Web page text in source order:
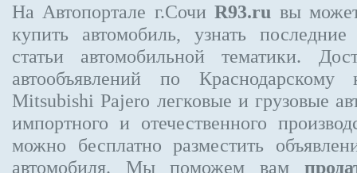
На Автопортале г.СочиR93.ru вы
купить автомобиль, узнать
статьи автомобильной тематики.
автообъявлений по
Mitsubishi Pajero легковые и грузовые
импортного и отечественного
можно бесплатно разместить
автомобиля. Мы поможем вам